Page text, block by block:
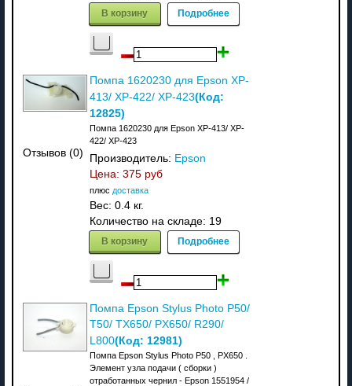
В корзину Подробнее
Отзывов (0)
Помпа 1620230 для Epson XP-
413/ XP-422/ XP-423(Код:
12825)
Помпа 1620230 для Epson XP-413/ XP-
422/ XP-423
Производитель: Epson
Цена: 375 руб
плюс доставка
Вес: 0.4 кг.
Количество на складе: 19
В корзину Подробнее
Помпа Epson Stylus Photo P50/
T50/ TX650/ PX650/ R290/
L800(Код: 12981)
Помпа Epson Stylus Photo P50 , PX650 .
Элемент узла подачи ( сборки )
отработанных чернил - Epson 1551954 /